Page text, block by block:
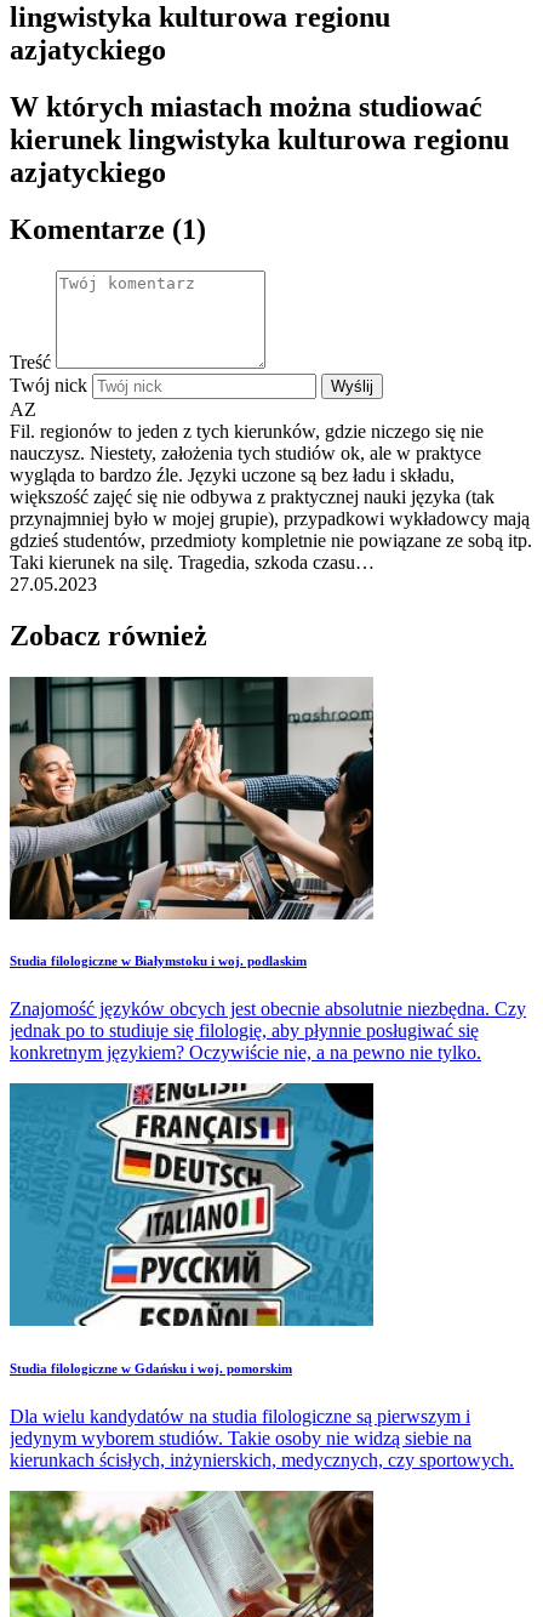
lingwistyka kulturowa regionu
azjatyckiego
W których miastach można studiować
kierunek lingwistyka kulturowa regionu
azjatyckiego
Komentarze (1)
Treść
Twój nick
Wyślij
AZ
Fil. regionów to jeden z tych kierunków, gdzie niczego się nie
nauczysz. Niestety, założenia tych studiów ok, ale w praktyce
wygląda to bardzo źle. Języki uczone są bez ładu i składu,
większość zajęć się nie odbywa z praktycznej nauki języka (tak
przynajmniej było w mojej grupie), przypadkowi wykładowcy mają
gdzieś studentów, przedmioty kompletnie nie powiązane ze sobą itp.
Taki kierunek na silę. Tragedia, szkoda czasu…
27.05.2023
Zobacz również
Studia filologiczne w Białymstoku i woj. podlaskim
Znajomość języków obcych jest obecnie absolutnie niezbędna. Czy
jednak po to studiuje się filologię, aby płynnie posługiwać się
konkretnym językiem? Oczywiście nie, a na pewno nie tylko.
Studia filologiczne w Gdańsku i woj. pomorskim
Dla wielu kandydatów na studia filologiczne są pierwszym i
jedynym wyborem studiów. Takie osoby nie widzą siebie na
kierunkach ścisłych, inżynierskich, medycznych, czy sportowych.